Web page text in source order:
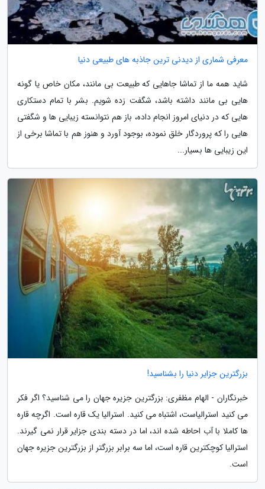
معرفی شماری از دیدنی ترین جاذبه های طبیعی دنیا
شاید همه ما از تماشا جاهایی که طبیعت بی مانند، مکان خاص یا گونه
هایی بی مانند داشته باشد، شگفت زده شویم. بشر با تمام دستکاری
هایی که در دنیای امروز انجام داده، باز هم نتوانسته زیبایی ها و شگفتی
هایی را که پروردگار خلق نموده، بوجود آورد و هنوز هم با تماشا برخی از
این زیبایی ها بسیار...
بزرگترین جزایر دنیا را بشناسید!
خبرنگاران - الهام مظفری: بزرگترین جزیره جهان را می شناسید؟ اگر فکر
می کنید استرالیاست، اشتباه می کنید. استرالیا یک قاره است. اگرچه قاره
ها کاملا با آب احاطه شده اند، اما در دسته بندی جزایر قرار نمی گیرند.
استرالیا کوچکترین قاره است، اما سه برابر بزرگتر از بزرگترین جزیره جهان
است.